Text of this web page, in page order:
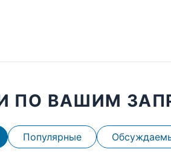
ПО ВАШИМ
Популярные